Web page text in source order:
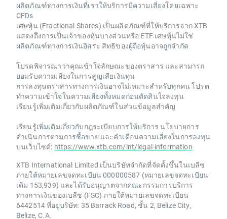
ผลิตภัณฑ์ทางการเงินที่เราให้บริการมีความเสี่ยงโดยเฉพาะ
CFDs
เศษหุ้น (Fractional Shares) เป็นผลิตภัณฑ์ที่ให้บริการจาก XTB
แสดงถึงการเป็นเจ้าของหุ้นบางส่วนหรือ ETF เศษหุ้นไม่ใช่
ผลิตภัณฑ์ทางการเงินอิสระ สิทธิของผู้ถือหุ้นอาจถูกจำกัด
โปรดพิจารณาว่าคุณเข้าใจลักษณะของตราสาร และสามารถ
ยอมรับความเสี่ยงในการสูญเสียเงินทุน
การลงทุนตราสารทางการเงินอาจไม่เหมาะสำหรับทุกคน โปรด
ทำความเข้าใจในความเสี่ยงทั้งหมดก่อนตัดสินใจลงทุน
เรียนรู้เพิ่มเติมเกี่ยวกับผลิตภัณฑ์ในส่วนข้อมูลสำคัญ
เรียนรู้เพิ่มเติมเกี่ยวกับกฎระเบียบการให้บริการ นโยบายการ
ดำเนินการตามการซื้อขาย และคำเตือนความเสี่ยงในการลงทุน
บนเว็บไซต์: https://www.xtb.com/int/legal-information
XTB International Limited เป็นบริษัทจำกัดที่จัดตั้งขึ้นในเบลีซ
ภายใต้หมายเลขจดทะเบียน 000000587 (หมายเลขจดทะเบียน
เดิม 153,939) และได้รับอนุญาตจากคณะกรรมการบริการ
ทางการเงินของเบลีซ (FSC) ภายใต้หมายเลขจดทะเบียน
6442514 ที่อยู่บริษัท: 35 Barrack Road, ชั้น 2, Belize City,
Belize, C.A.